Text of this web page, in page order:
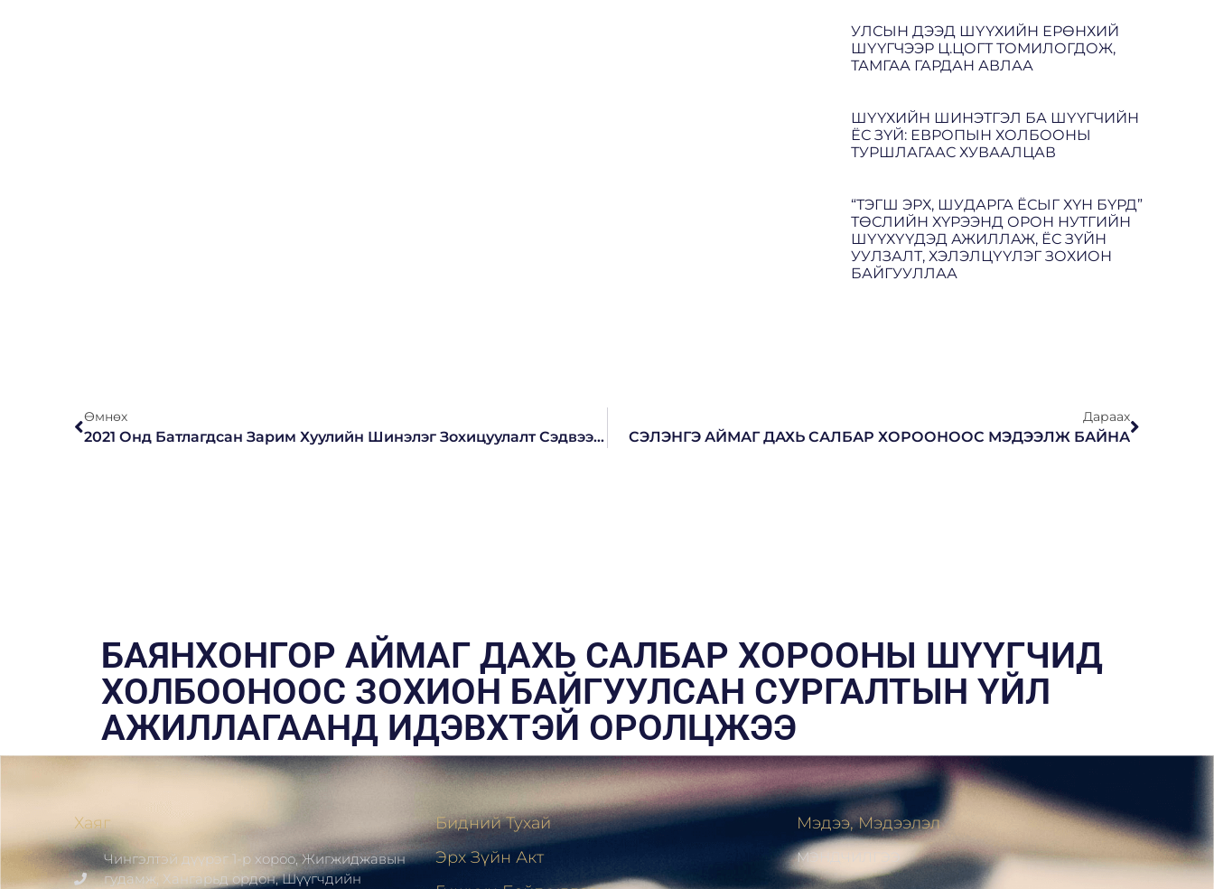
УЛСЫН ДЭЭД ШҮҮХИЙН ЕРӨНХИЙ
ШҮҮГЧЭЭР Ц.ЦОГТ ТОМИЛОГДОЖ,
ТАМГАА ГАРДАН АВЛАА
ШҮҮХИЙН ШИНЭТГЭЛ БА ШҮҮГЧИЙН
ЁС ЗҮЙ: ЕВРОПЫН ХОЛБООНЫ
ТУРШЛАГААС ХУВААЛЦАВ
“ТЭГШ ЭРХ, ШУДАРГА ЁСЫГ ХҮН БҮРД”
ТӨСЛИЙН ХҮРЭЭНД ОРОН НУТГИЙН
ШҮҮХҮҮДЭД АЖИЛЛАЖ, ЁС ЗҮЙН
УУЛЗАЛТ, ХЭЛЭЛЦҮҮЛЭГ ЗОХИОН
БАЙГУУЛЛАА
Өмнөх
2021 Онд Батлагдсан Зарим Хуулийн Шинэлэг Зохицуулалт Сэдвээр Сургалт Явуулжээ
Дараах
СЭЛЭНГЭ АЙМАГ ДАХЬ САЛБАР ХОРООНООС МЭДЭЭЛЖ БАЙНА
БАЯНХОНГОР АЙМАГ ДАХЬ САЛБАР ХОРООНЫ ШҮҮГЧИД
ХОЛБООНООС ЗОХИОН БАЙГУУЛСАН СУРГАЛТЫН ҮЙЛ
АЖИЛЛАГААНД ИДЭВХТЭЙ ОРОЛЦЖЭЭ
Хаяг
Чингэлтэй дүүрэг 1-р хороо, Жигжиджавын
гудамж, Хангарьд ордон, Шүүгчдийн
Бидний Тухай
Эрх Зүйн Акт
Мэдээ, Мэдээлэл
МЭНДЧИЛГЭЭ